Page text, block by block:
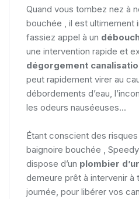
Quand vous tombez nez à
bouchée , il est ultimement
fassiez appel à un
une intervention rapide et
dégorgement
peut rapidement virer au
débordements d’eau,
les odeurs nauséeuses...
Étant conscient des
baignoire bouchée ,
dispose d’un plombier
demeure prêt à intervenir à
journée, pour libérer vos